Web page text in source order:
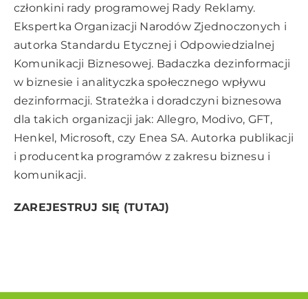
członkini rady programowej Rady Reklamy.
Ekspertka Organizacji Narodów Zjednoczonych i
autorka Standardu Etycznej i Odpowiedzialnej
Komunikacji Biznesowej. Badaczka dezinformacji
w biznesie i analityczka społecznego wpływu
dezinformacji. Strateżka i doradczyni biznesowa
dla takich organizacji jak: Allegro, Modivo, GFT,
Henkel, Microsoft, czy Enea SA. Autorka publikacji
i producentka programów z zakresu biznesu i
komunikacji.
ZAREJESTRUJ SIĘ (TUTAJ)